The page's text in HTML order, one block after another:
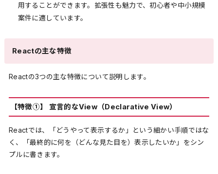
用することができます。拡張性も魅力で、初心者や中小規模
案件に適しています。
Reactの主な特徴
Reactの3つの主な特徴について説明します。
【特徴①】 宣言的なView（Declarative View）
Reactでは、「どうやって表示するか」という細かい手順ではな
く、「最終的に何を（どんな見た目を）表示したいか」をシン
プルに書きます。